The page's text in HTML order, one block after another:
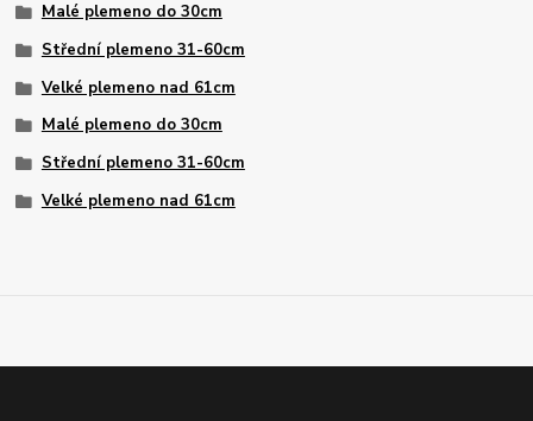
Malé plemeno do 30cm
Střední plemeno 31-60cm
Velké plemeno nad 61cm
Malé plemeno do 30cm
Střední plemeno 31-60cm
Velké plemeno nad 61cm